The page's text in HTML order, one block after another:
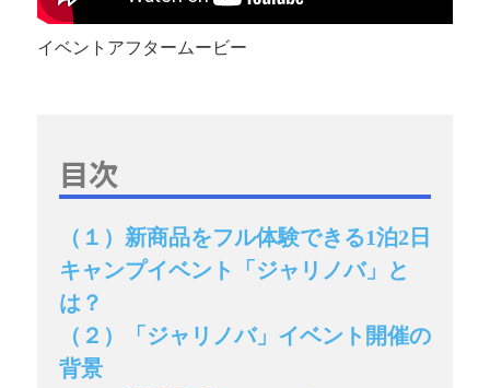
イベントアフタームービー
目次
（１）新商品をフル体験できる1泊2日
キャンプイベント「ジャリノバ」と
は？
（２）「ジャリノバ」イベント開催の
背景